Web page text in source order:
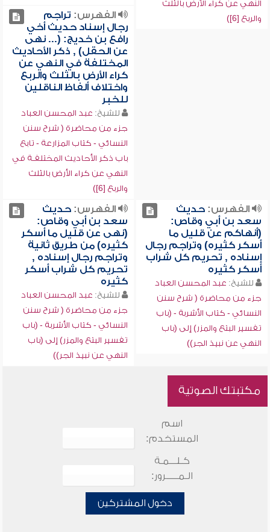
النهي عن كراء الأرض بالثلث
والربع [6])
الفهرس: تراجم
رجال إسناد حديث أخي
رافع بن خديج: (... نهى
عن الحقل) , ذكر الأحاديث
المختلفة في النهي عن
كراء الأرض بالثلث والربع
واختلاف ألفاظ الناقلين
للخبر
للشيخ: عبد المحسن العباد
جزء من محاضرة ( شرح سنن
النسائي - كتاب المزارعة - تابع
باب ذكر الأحاديث المختلفـة في
النهي عن كراء الأرض بالثلث
والربع [6])
الفهرس:حديث
سعد بن أبي وقاص:
(أنهاكم عن قليل ما
أسكر كثيره) وتراجم رجال
إسناده , تحريم كل شراب
أسكر كثيره
للشيخ: عبد المحسن العباد
جزء من محاضرة ( شرح سنن
النسائي - كتاب الأشربة - (باب
تفسير البتع والمزر) إلى (باب
النهي عن نبيذ الجر))
الفهرس:حديث
سعد بن أبي وقاص:
(نهى عن قليل ما أسكر
كثيره) من طريق ثانية
وتراجم رجال إسناده ,
تحريم كل شراب أسكر
كثيره
للشيخ: عبد المحسن العباد
جزء من محاضرة ( شرح سنن
النسائي - كتاب الأشربة - (باب
تفسير البتع والمزر) إلى (باب
النهي عن نبيذ الجر))
مكتبتك الصوتية
اسم
المستخدم:
كـلـــمـة
الـمـــــرور:
دخول المشتركين